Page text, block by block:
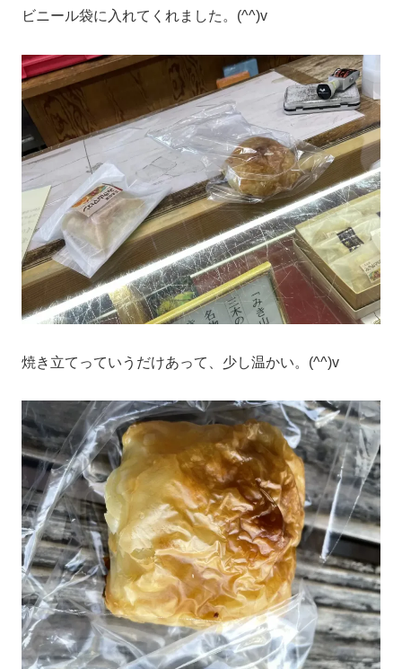
ビニール袋に入れてくれました。(^^)v
焼き立てっていうだけあって、少し温かい。(^^)v